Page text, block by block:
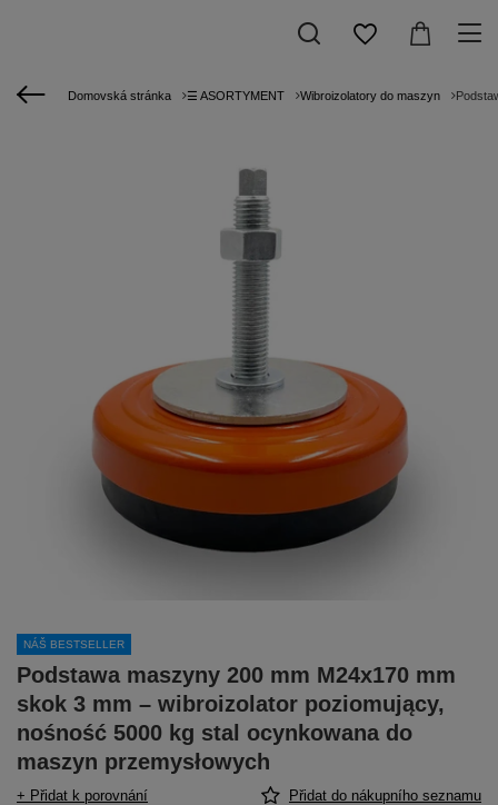
Domovská stránka ☰ ASORTYMENT Wibroizolatory do maszyn
NÁŠ BESTSELLER
Podstawa maszyny 200 mm M24x170 mm
skok 3 mm – wibroizolator poziomujący,
nośność 5000 kg stal ocynkowana do
maszyn przemysłowych
+ Přidat k porovnání Přidat do nákupního seznamu